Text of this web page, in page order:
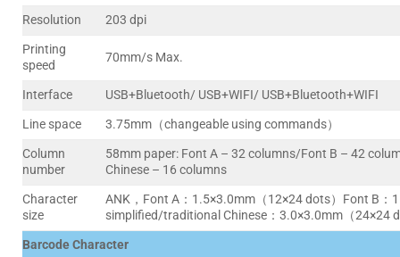
Resolution
203 dpi
Printing
speed
70mm/s Max.
Interface
USB+Bluetooth/ USB+WIFI/ USB+Bluetooth+WIFI
Line space
3.75mm（changeable using commands）
Column
number
58mm paper: Font A – 32 columns/Font B – 42
Chinese – 16 columns
Character
size
ANK，Font A：1.5×3.0mm（12×24 dots）Font B：
simplified/traditional Chinese：3.0×3.0mm（24×24
Barcode Character